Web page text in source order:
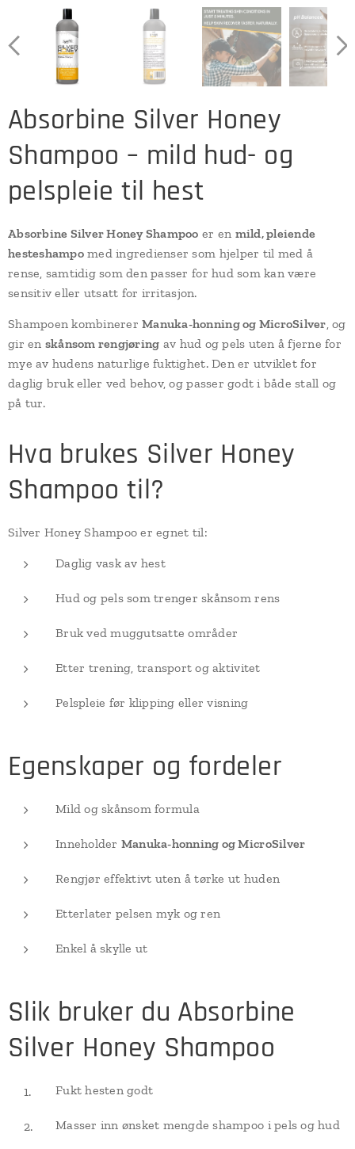
Absorbine Silver Honey
Shampoo – mild hud- og
pelspleie til hest
Absorbine Silver Honey Shampoo er en mild, pleiende
hesteshampomed ingredienser som hjelper til med å
rense, samtidig som den passer for hud som kan være
sensitiv eller utsatt for irritasjon.
Shampoen kombinererManuka-honning og MicroSilver, og
gir en skånsom rengjøring av hud og pels uten å fjerne for
mye av hudens naturlige fuktighet. Den er utviklet for
daglig bruk eller ved behov, og passer godt i både stall og
på tur.
Hva brukes Silver Honey
Shampoo til?
Silver Honey Shampoo er egnet til:
Daglig vask av hest
Hud og pels som trenger skånsom rens
Bruk ved muggutsatte områder
Etter trening, transport og aktivitet
Pelspleie før klipping eller visning
Egenskaper og fordeler
Mild og skånsom formula
Inneholder Manuka-honning og MicroSilver
Rengjør effektivt uten å tørke ut huden
Etterlater pelsen myk og ren
Enkel å skylle ut
Slik bruker du Absorbine
Silver Honey Shampoo
Fukt hesten godt
Masser inn ønsket mengde shampoo i pels og hud